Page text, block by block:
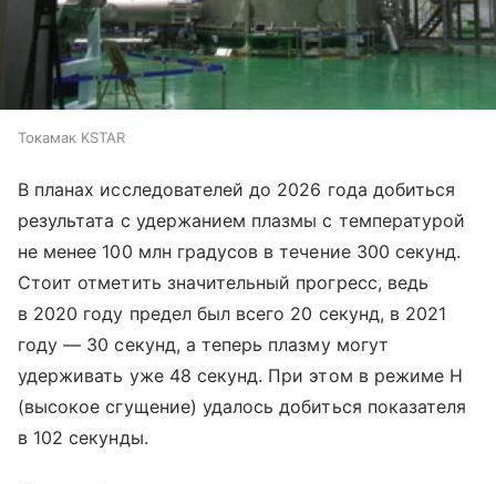
Токамак KSTAR
В планах исследователей до 2026 года добиться
результата с удержанием плазмы с температурой
не менее 100 млн градусов в течение 300 секунд.
Стоит отметить значительный прогресс, ведь
в 2020 году предел был всего 20 секунд, в 2021
году — 30 секунд, а теперь плазму могут
удерживать уже 48 секунд. При этом в режиме H
(высокое сгущение) удалось добиться показателя
в 102 секунды.